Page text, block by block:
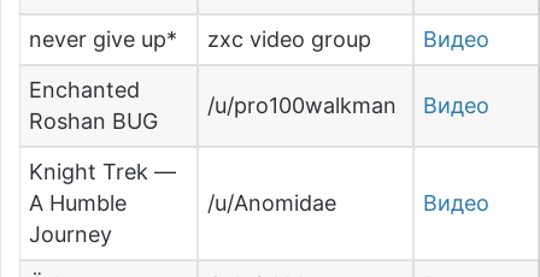
never give up* zxc video group
Видео
Enchanted
Roshan BUG
/u/pro100walkman Видео
Knight Trek —
A Humble
Journey
/u/Anomidae Видео